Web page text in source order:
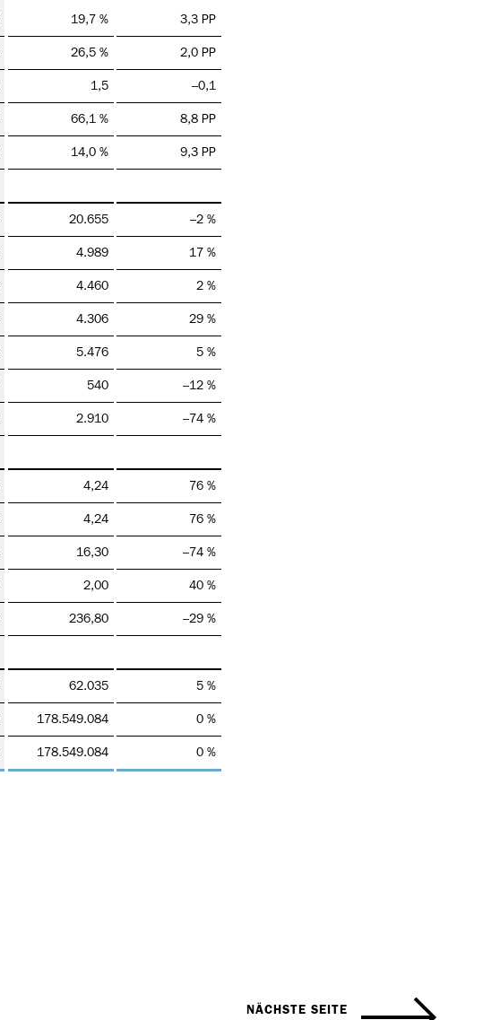
19,7 % 3,3 PP
26,5 % 2,0 PP
1,5 –0,1
66,1 % 8,8 PP
14,0 % 9,3 PP
20.655 –2 %
4.989 17 %
4.460 2 %
4.306 29 %
5.476 5 %
540 –12 %
2.910 –74 %
4,24 76 %
4,24 76 %
16,30 –74 %
2,00 40 %
236,80 –29 %
62.035 5 %
178.549.084 0 %
178.549.084 0 %
NÄCHSTE SEITE